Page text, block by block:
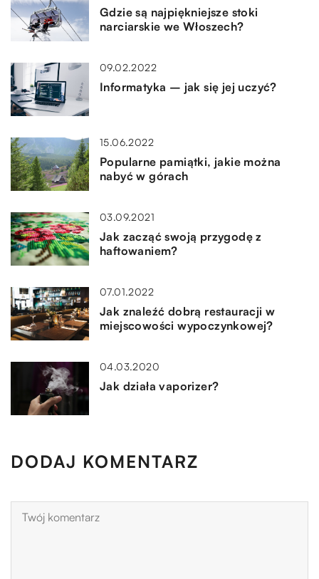
Gdzie są najpiękniejsze stoki
narciarskie we Włoszech?
09.02.2022
Informatyka – jak się jej uczyć?
15.06.2022
Popularne pamiątki, jakie można
nabyć w górach
03.09.2021
Jak zacząć swoją przygodę z
haftowaniem?
07.01.2022
Jak znaleźć dobrą restauracji w
miejscowości wypoczynkowej?
04.03.2020
Jak działa vaporizer?
DODAJ KOMENTARZ